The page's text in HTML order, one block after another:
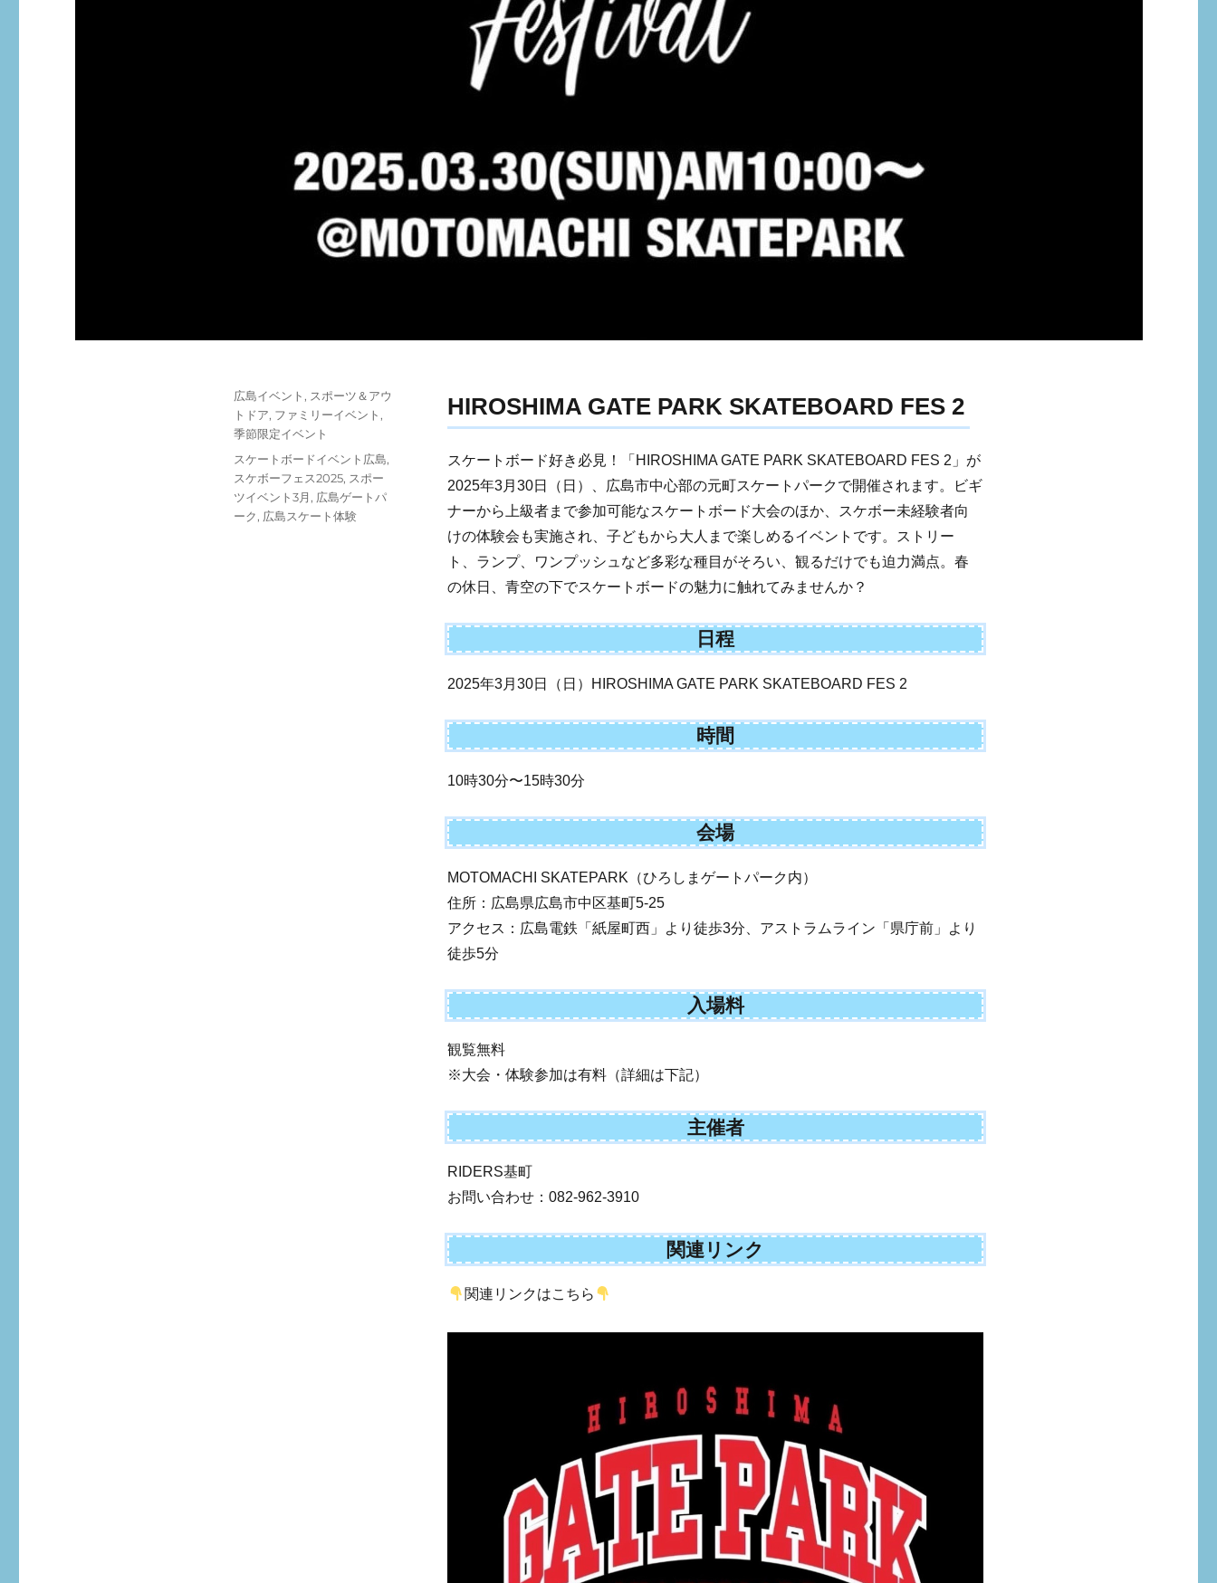
HIROSHIMA GATE PARK SKATEBOARD FES 2
スケートボード好き必見！「HIROSHIMA GATE PARK SKATEBOARD FES 2」が
2025年3月30日（日）、広島市中心部の元町スケートパークで開催されます。ビギ
ナーから上級者まで参加可能なスケートボード大会のほか、スケボー未経験者向
けの体験会も実施され、子どもから大人まで楽しめるイベントです。ストリー
ト、ランプ、ワンプッシュなど多彩な種目がそろい、観るだけでも迫力満点。春
の休日、青空の下でスケートボードの魅力に触れてみませんか？
日程
2025年3月30日（日）HIROSHIMA GATE PARK SKATEBOARD FES 2
時間
10時30分〜15時30分
会場
MOTOMACHI SKATEPARK（ひろしまゲートパーク内）
住所：広島県広島市中区基町5-25
アクセス：広島電鉄「紙屋町西」より徒歩3分、アストラムライン「県庁前」より
徒歩5分
入場料
観覧無料
※大会・体験参加は有料（詳細は下記）
主催者
RIDERS基町
お問い合わせ：082-962-3910
関連リンク
関連リンクはこちら
投
稿
日:
カ
テ
ゴ
広島イベント , スポーツ＆アウ
トドア, ファミリーイベント ,
季節限定イベント
タ
グ
スケートボードイベント広島,
スケボーフェス2025, スポー
ツイベント3月 , 広島ゲートパ
ーク, 広島スケート体験